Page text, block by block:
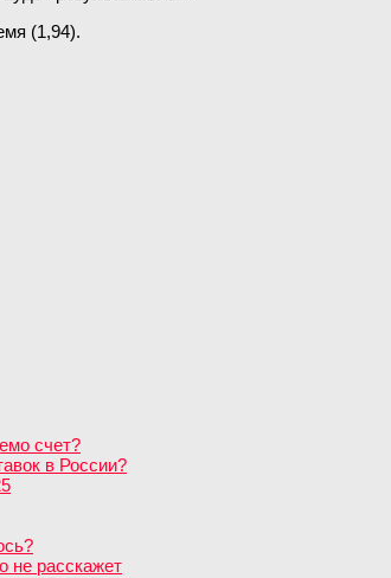
(1,94).
счет?
в России?
не расскажет